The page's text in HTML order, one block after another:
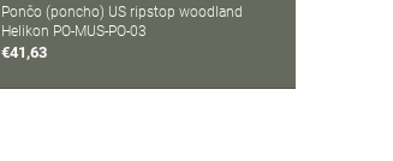
Pončo (poncho) US ripstop woodland
Helikon PO-MUS-PO-03
€41,63